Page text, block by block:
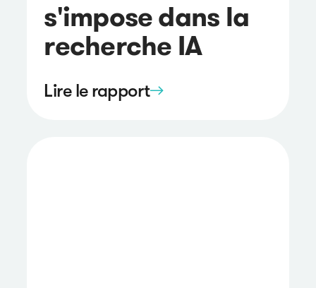
s'impose dans la
recherche IA
Lire le rapport